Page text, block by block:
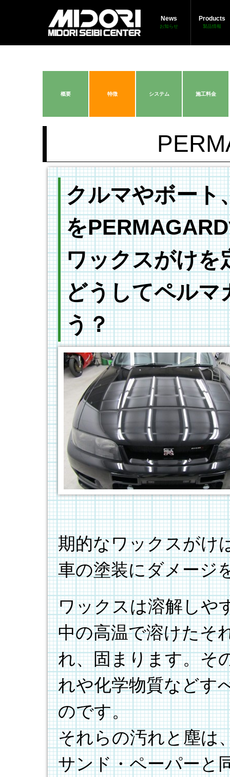
News
お知らせ
Products
製品情報
概要 特徴 システム 施工料金
クルマやボート
を
ワックスがけを
どうしてペルマ
う？
期的なワックスがけ
車の塗装にダメージ
ワックスは溶解しや
中の高温で溶けたそ
れ、固まります。そ
れや化学物質などす
のです。
それらの汚れと塵は
サンド・ペーパーと